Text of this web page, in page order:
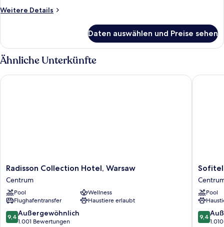
Weitere Details
Weitere
1
Schlafzimmer
(View)
Daten auswählen und Preise sehen
Ähnliche Unterkünfte
Radisson
Collection
Hotel,
Warsaw
Centrum
Radisson Collection Hotel, Warsaw
Centrum
Pool
Wellness
Flughafentransfer
Haustiere erlaubt
9.4
von
9,4 Außergewöhnlich
1.001 Bewertungen
Radisson Collection Hotel, Warsaw
Sofitel
Warsaw
Victoria
Sofitel
Pool
9.4
von
9,4
Sofitel